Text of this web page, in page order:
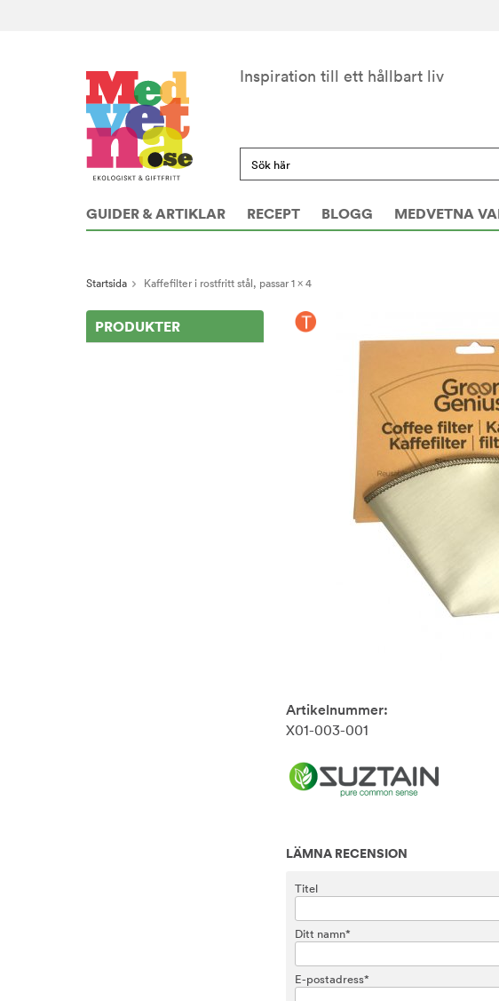
Inspiration till ett hållbart liv
GUIDER & ARTIKLAR RECEPT BLOGG MEDVETNA
Startsida Kaffefilter i rostfritt stål, passar 1 x 4
PRODUKTER
Artikelnummer:
X01-003-001
LÄMNA RECENSION
Titel
Ditt namn*
E-postadress*